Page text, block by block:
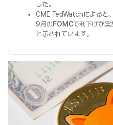
した。
CME FedWatchによると、
9月のFOMCで利下げが
と示されています。